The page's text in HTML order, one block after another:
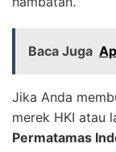
Baca Juga
Jika Anda
merek HKI atau
Permatamas